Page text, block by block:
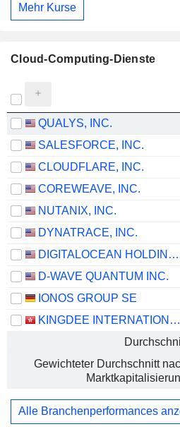
Mehr Kurse
Cloud-Computing-Dienste
QUALYS, INC.
SALESFORCE, INC.
CLOUDFLARE, INC.
COREWEAVE, INC.
NUTANIX, INC.
DYNATRACE, INC.
DIGITALOCEAN HOLDINGS, INC.
D-WAVE QUANTUM INC.
IONOS GROUP SE
KINGDEE INTERNATIONAL SOFTWARE GROUP COMPANY LIMITED
Gewichteter Durchschnitt
Alle Branchenperformances